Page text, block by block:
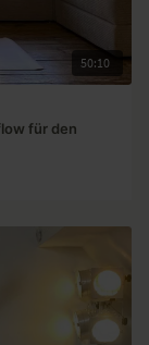
50:10
für den